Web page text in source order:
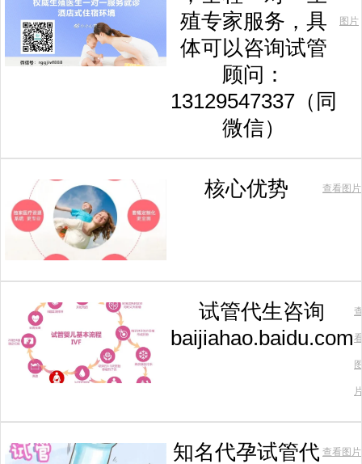
殖专家服务，具
体可以咨询试管
顾问：
13129547337（同
微信）
图片
核心优势 查看图片
试管代生咨询
baijiahao.baidu.com
知名代孕试管代 查看图片